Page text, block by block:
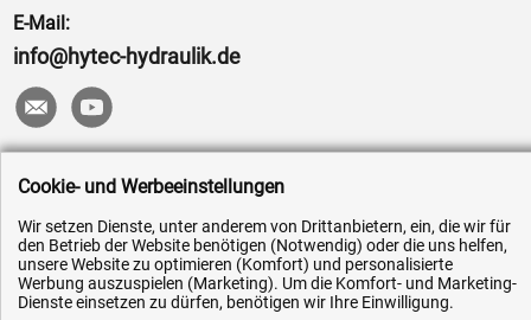
E-Mail:
info@hytec-hydraulik.de
Hilfe & Service
Versandkosten
Zahlungsarten
Service
Cookie- und Werbeeinstellungen
Wir setzen Dienste, unter anderem von Drittanbietern, ein, die wir für
den Betrieb der Website benötigen (Notwendig) oder die uns helfen,
unsere Website zu optimieren (Komfort) und personalisierte
Werbung auszuspielen (Marketing). Um die Komfort- und Marketing-
Dienste einsetzen zu dürfen, benötigen wir Ihre Einwilligung.